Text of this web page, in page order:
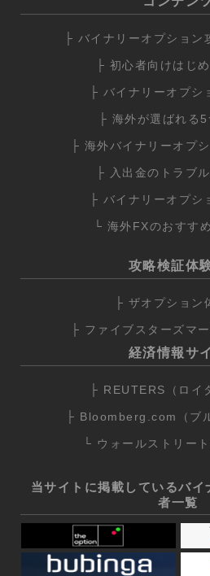
├ バイナリーオプション
├ 初心者向けはじ
├ バイナリーオプシ
├ 海外が選ばれる5
├ 海外バイナリーオプ
├ 入出金のトラブ
├ バイナリーオプシ
└ 海外FXのおすす
攻略検証体
├ ザオプション
├ ファイブスターズマ
経済情報サ
├ REUTERS（ロイ
├ Bloomberg.com（ブ
└ ウォールストリー
当サイトに掲載しているバイ
者一覧